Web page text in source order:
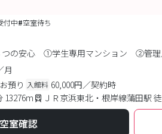
付中#空室待ち
つの安心 ①学生専用マンション ②管
月
預り 入館料 60,000円／契約時
13276m
ＪＲ京浜東北・根岸線蒲田駅
空室確認